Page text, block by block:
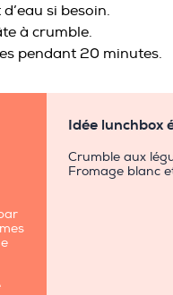
si besoin.
à crumble.
pendant 20 minutes.
Idée lunchbox
Crumble aux
Fromage blanc